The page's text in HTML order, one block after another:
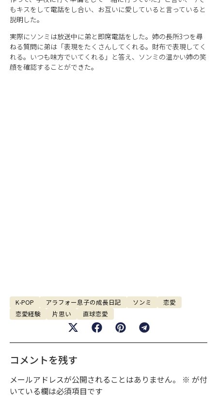
もキスをして電話をし合い、お互いに愛していると言っていると
説明した。
実際にソンミは放送中に弟と即席電話をした。姉の長所3つを尋
ねる質問に弟は「表現をたくさんしてくれる。財布で表現してく
れる。いつも味方でいてくれる」と答え、ソンミの温かい姉の笑
顔を確認することができた。
K-POP アラフォー息子の成長日記 ソンミ
恋愛
恋愛経験
片思い 直球恋愛
コメントを残す
メールアドレスが公開されることはありません。 ※ が付
いている欄は必須項目です